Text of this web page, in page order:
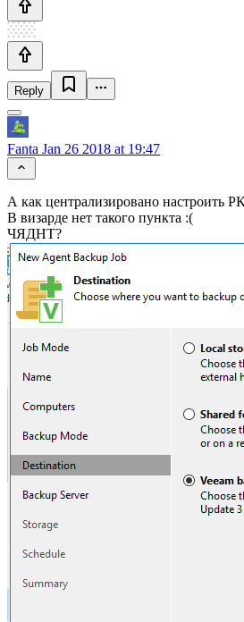
Reply
Fanta Jan 26 2018 at 19:47
А как централизировано настроить
В визарде нет такого пункта :(
ЧЯДНТ?